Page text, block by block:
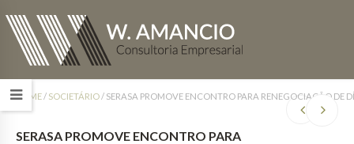
HOME/ SOCIETÁRIO/ SERASA PROMOVE ENCONTRO PARA RENEGOCIAÇÃO DE
SERASA PROMOVE ENCONTRO PARA